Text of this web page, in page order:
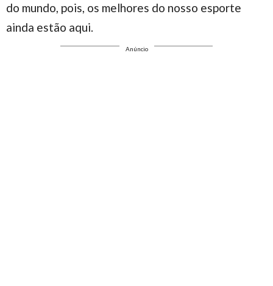
do mundo, pois, os melhores do nosso esporte
ainda estão aqui.
Anúncio